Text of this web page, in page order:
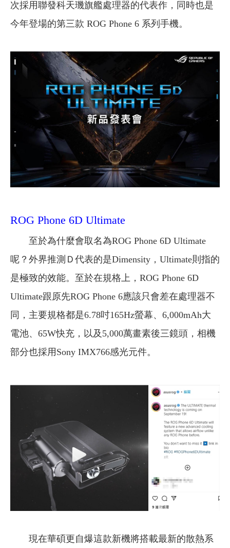
次採用聯發科天璣旗艦處理器的代表作，同時也是
今年登場的第三款 ROG Phone 6 系列手機。
ROG Phone 6D Ultimate
至於為什麼會取名為ROG Phone 6D Ultimate
呢？外界推測Ｄ代表的是Dimensity，Ultimate則指的
是極致的效能。至於在規格上，ROG Phone 6D
Ultimate跟原先ROG Phone 6應該只會差在處理器不
同，主要規格都是6.78吋165Hz螢幕、6,000mAh大
電池、65W快充，以及5,000萬畫素後三鏡頭，相機
部分也採用Sony IMX766感光元件。
現在華碩更自爆這款新機將搭載最新的散熱系